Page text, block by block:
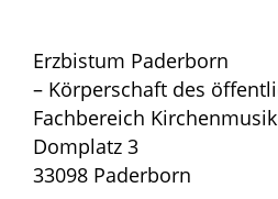
Erzbistum Paderborn
– Körperschaft des
Fachbereich Kirchenmusik
Domplatz 3
33098 Paderborn